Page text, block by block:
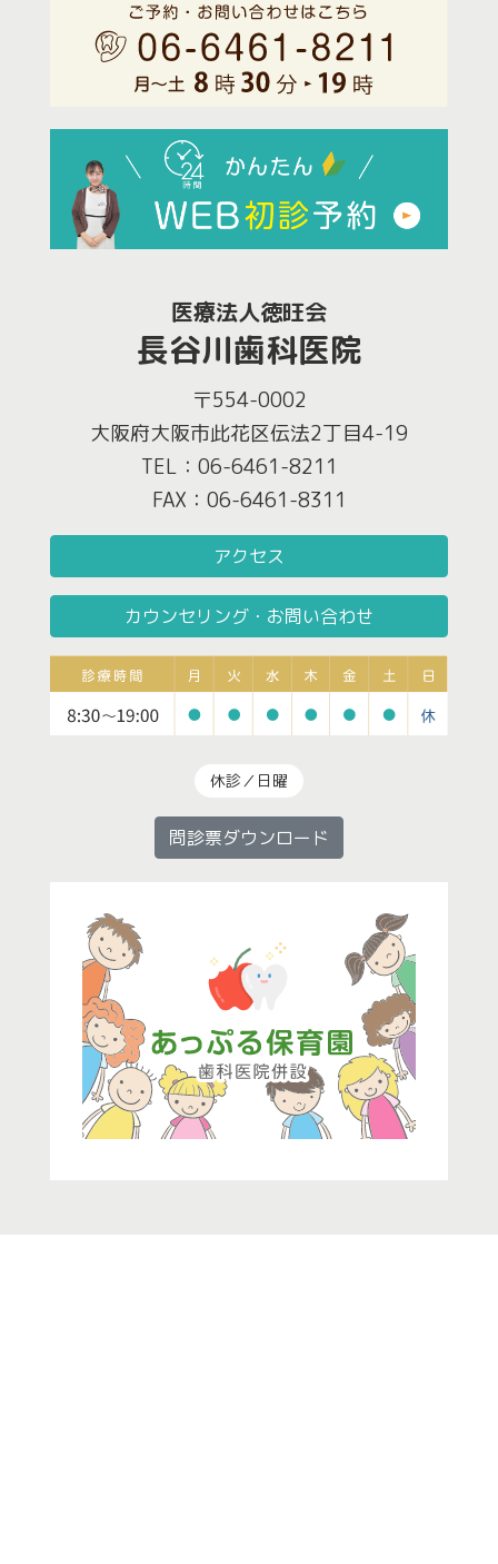
医療法人徳旺会
長谷川歯科医院
〒554-0002
大阪府大阪市此花区伝法2丁目4-19
TEL：06-6461-8211
FAX：06-6461-8311
アクセス
カウンセリング・お問い合わせ
休診／日曜
問診票ダウンロード